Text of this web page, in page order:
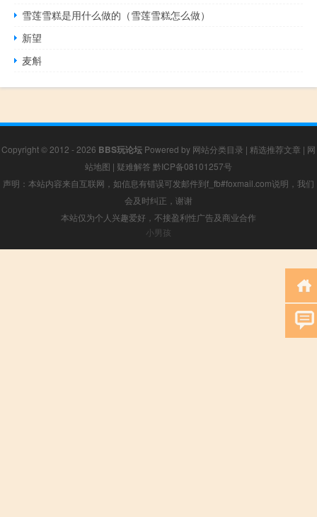
雪莲雪糕是用什么做的（雪莲雪糕怎么做）
新望
麦斛
Copyright © 2012 - 2026 BBS玩论坛 Powered by 网站分类目录 | 精选推荐文章 | 网
站地图 | 疑难解答 黔ICP备08101257号
声明：本站内容来自互联网，如信息有错误可发邮件到f_fb#foxmail.com说明，我们
会及时纠正，谢谢
本站仅为个人兴趣爱好，不接盈利性广告及商业合作
小男孩